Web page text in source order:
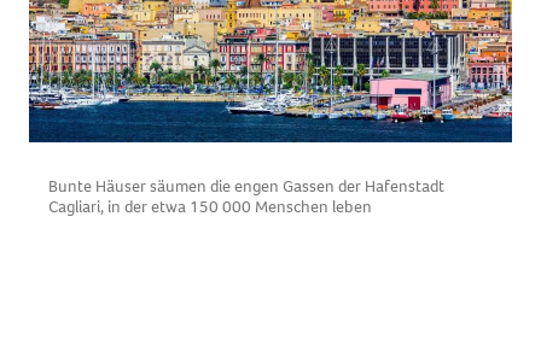
Bunte Häuser säumen die engen Gassen der Hafenstadt
Cagliari, in der etwa 150 000 Menschen leben